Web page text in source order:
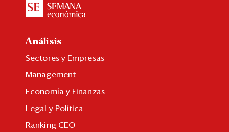
Análisis
Sectores y Empresas
Management
Economía y Finanzas
Legal y Política
Ranking CEO